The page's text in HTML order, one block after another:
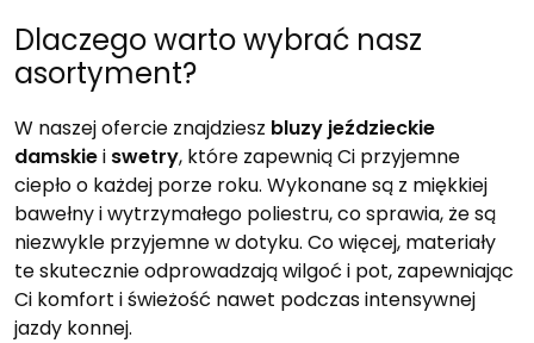
Dlaczego warto wybrać nasz
asortyment?
W naszej ofercie znajdziesz bluzy jeździeckie
damskiei swetry, które zapewnią Ci przyjemne
ciepło o każdej porze roku. Wykonane są z miękkiej
bawełny i wytrzymałego poliestru, co sprawia, że są
niezwykle przyjemne w dotyku. Co więcej, materiały
te skutecznie odprowadzają wilgoć i pot, zapewniając
Ci komfort i świeżość nawet podczas intensywnej
jazdy konnej.